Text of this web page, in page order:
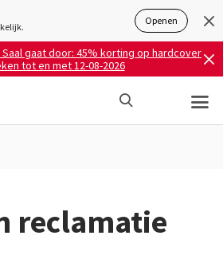
Openen
Saal gaat door: 45% korting op hardcover
tot en met 12-08-2026
reclamatie